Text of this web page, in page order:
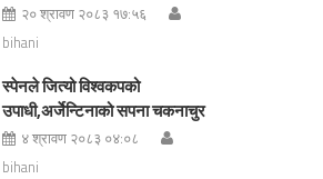
२० श्रावण २०८३ १७:५६
bihani
स्पेनले जित्यो विश्वकपको
उपाधी,अर्जेन्टिनाको सपना चकनाचुर
४ श्रावण २०८३ ०४:०८
bihani